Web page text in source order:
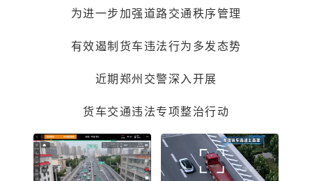
为进一步加强道路交通秩序管理
有效遏制货车违法行为多发态势
近期郑州交警深入开展
货车交通违法专项整治行动